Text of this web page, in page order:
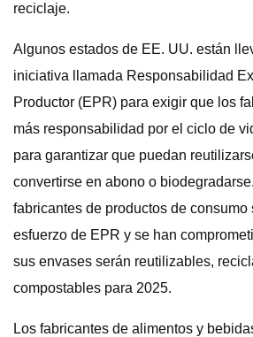
reciclaje.
Algunos estados de EE. UU. están
iniciativa llamada Responsabilidad
Productor (EPR) para exigir que los
más responsabilidad por el ciclo de
para garantizar que puedan
convertirse en abono o
fabricantes de productos de consumo
esfuerzo de EPR y se han
sus envases serán reutilizables,
compostables para 2025.
Los fabricantes de alimentos y